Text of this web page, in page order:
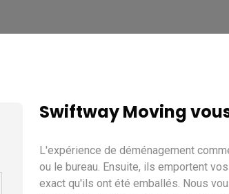
Swiftway Moving
L'expérience de déménagement
ou le bureau. Ensuite, ils emportent
exact qu'ils ont été emballés. Nous